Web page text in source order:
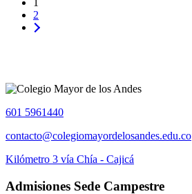
1
2
601 5961440
contacto@colegiomayordelosandes.edu.co
Kilómetro 3 vía Chía - Cajicá
Admisiones Sede Campestre